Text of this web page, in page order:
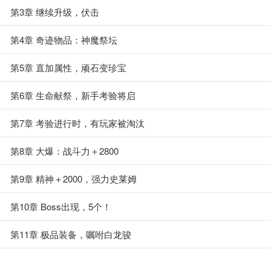
第3章 继续升级，伏击
第4章 奇迹物品：神魔祭坛
第5章 直加属性，顽石变珍宝
第6章 生命献祭，新手考验将启
第7章 考验进行时，有玩家被淘汰
第8章 大爆：战斗力＋2800
第9章 精神＋2000，强力史莱姆
第10章 Boss出现，5个！
第11章 极品装备，嘱咐白龙骏